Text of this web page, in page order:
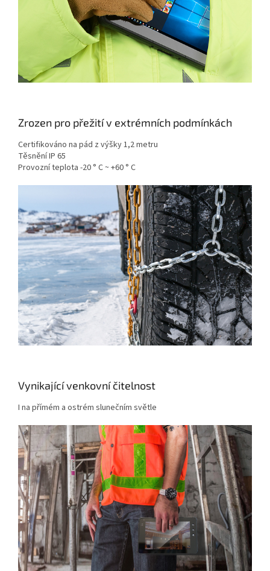
Zrozen pro přežití v extrémních podmínkách
Certifikováno na pád z výšky 1,2 metru
Těsnění IP 65
Provozní teplota -20 ° C ~ +60 ° C
Vynikající venkovní čitelnost
I na přímém a ostrém slunečním světle